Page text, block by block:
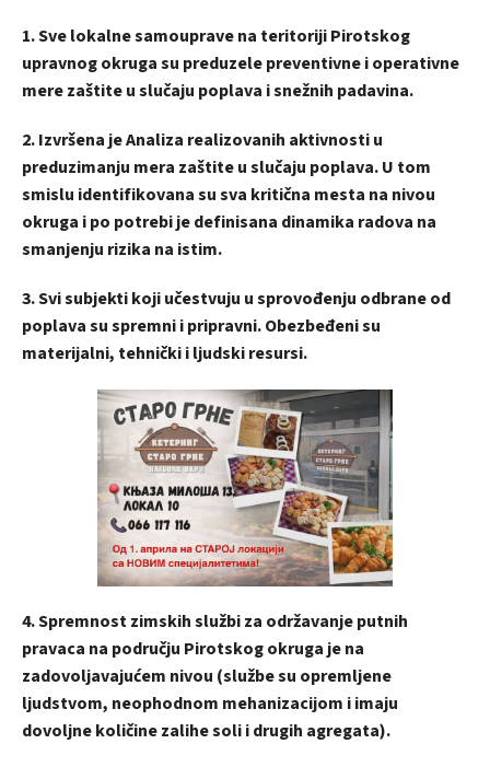
1. Sve lokalne samouprave na teritoriji Pirotskog
upravnog okruga su preduzele preventivne i operativne
mere zaštite u slučaju poplava i snežnih padavina.
2. Izvršena je Analiza realizovanih aktivnosti u
preduzimanju mera zaštite u slučaju poplava. U tom
smislu identifikovana su sva kritična mesta na nivou
okruga i po potrebi je definisana dinamika radova na
smanjenju rizika na istim.
3. Svi subjekti koji učestvuju u sprovođenju odbrane od
poplava su spremni i pripravni. Obezbeđeni su
materijalni, tehnički i ljudski resursi.
4. Spremnost zimskih službi za održavanje putnih
pravaca na području Pirotskog okruga je na
zadovoljavajućem nivou (službe su opremljene
ljudstvom, neophodnom mehanizacijom i imaju
dovoljne količine zalihe soli i drugih agregata).